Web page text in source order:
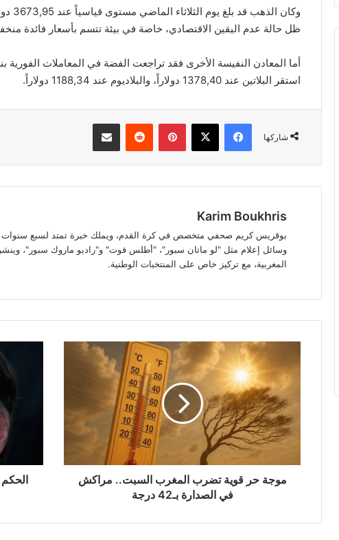
ظل حالة عدم اليقين الاقتصادي، خاصة في بيئة تتسم بأسعار فائدة
استقر البلاتين عند 1378,40 دولاراً، والبلاديوم عند 1188,34 دولاراً.
شاركها
فيسبوك ‫X بينتيريست مشاركة عبر البريد
Karim Boukhris
بوقريس كريم صحفي متخصص في كرة القدم، ويملك خبرة تمتد لسبع سنوات
وسائل إعلام مثل "لو ماتان سبور"، "أطلس فوت" و"راديو ماروك سبور"، وينشر
المغربية، مع تركيز خاص على المنتخبات الوطنية.
قوية
تضرب
المغرب
السبت..
مراكش
الصدارة
بـ42موجة حر قوية تضرب المغرب السبت.. مراكش
في الصدارة بـ42 درجة
بولسونارو
عاماً